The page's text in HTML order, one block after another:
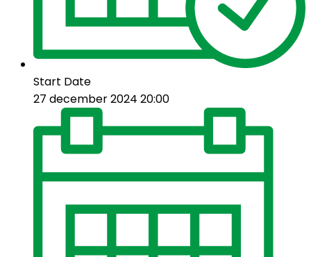
Start Date
27 december 2024 20:00